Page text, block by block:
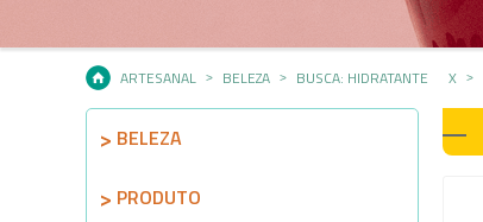
ARTESANAL BELEZA BUSCA: HIDRATANTE X
BELEZA
PRODUTO